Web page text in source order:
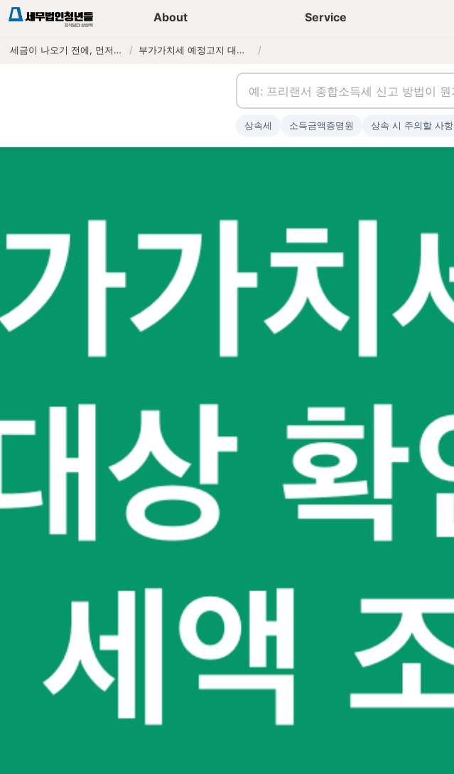
About Service
세금이 나오기 전에, 먼저 연락하는 세무법인 / 부가가치세 예정고지 대상 확인과 납부 세액 조회 방법 /
세무가이드 콘텐츠 기장상담신청
상속세 소득금액증명원 상속 시 주의할 사항